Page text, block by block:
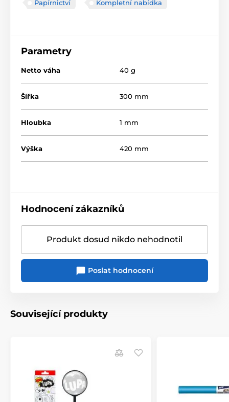
Papírnictví Kompletní nabídka
Parametry
Netto váha 40 g
Šířka 300 mm
Hloubka 1 mm
Výška 420 mm
Hodnocení zákazníků
Produkt dosud nikdo nehodnotil
Poslat hodnocení
Související produkty